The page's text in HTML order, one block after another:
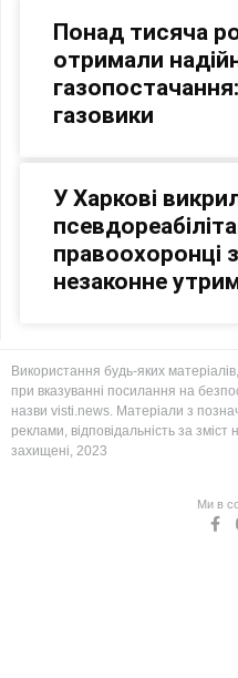
Понад тисяча
отримали
газовики
У Харкові
правоохоронці
незаконне
Використання будь-яких
при вказуванні посилання на
назви visti.news. Матеріали з
реклами, відповідальність за
захищені, 2023
Ми в